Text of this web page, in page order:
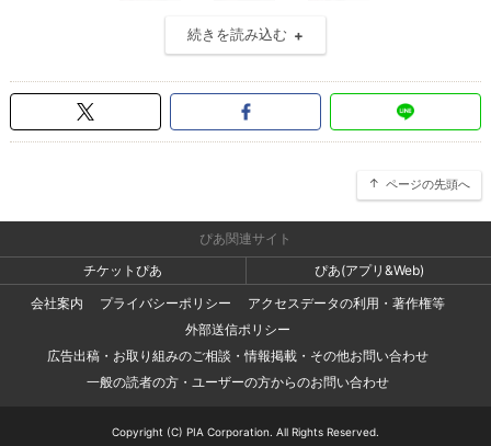
続きを読み込む
ページの先頭へ
ぴあ関連サイト
チケットぴあ
ぴあ(アプリ&Web)
会社案内
プライバシーポリシー
アクセスデータの利用・著作権等
外部送信ポリシー
広告出稿・お取り組みのご相談・情報掲載・その他お問い合わせ
一般の読者の方・ユーザーの方からのお問い合わせ
Copyright (C) PIA Corporation. All Rights Reserved.